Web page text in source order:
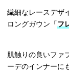
繊細なレースデザ
ロングガウン「 フ
肌触りの良いファ
ーデのインナーに